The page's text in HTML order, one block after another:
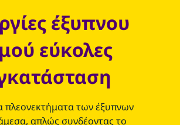
έξυπνου
εύκολες
πλεονεκτήματα των έξυπνων
απλώς συνδέοντας το